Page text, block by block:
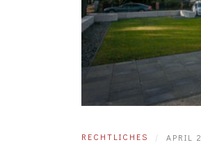
RECHTLICHES | APRIL